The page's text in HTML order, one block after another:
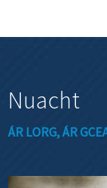
Nuacht
ÁR LORG, ÁR